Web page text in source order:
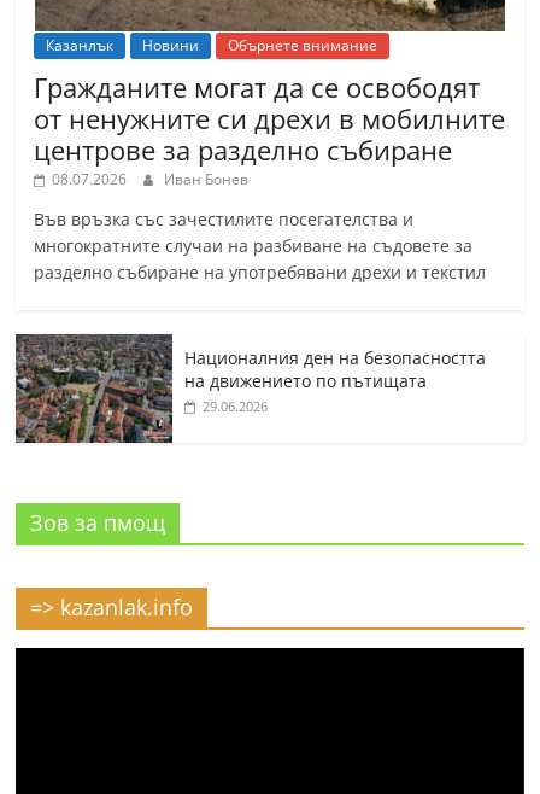
Казанлък Новини Обърнете внимание
Гражданите могат да се освободят
от ненужните си дрехи в мобилните
центрове за разделно събиране
08.07.2026 Иван Бонев
Във връзка със зачестилите посегателства и
многократните случаи на разбиване на съдовете за
разделно събиране на употребявани дрехи и текстил
Националния ден на безопасността
на движението по пътищата
29.06.2026
Зов за пмощ
=> kazanlak.info